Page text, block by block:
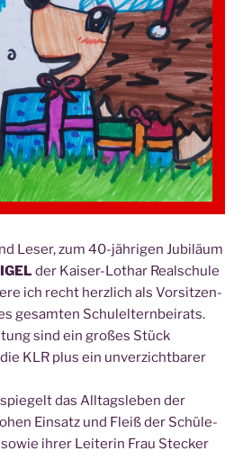
Leser, zum 40-jäh­ri­gen Jubi­lä­um
IGEL der Kai­ser-Lothar Real­schu­le
ich recht herz­lich als Vor­sit­zen­
gesam­ten Schul­el­tern­bei­rats.
sind ein gro­ßes Stück
KLR plus ein unver­zicht­ba­rer
das All­tags­le­ben der
Ein­satz und Fleiß der Schü­le­
ihrer Lei­te­rin Frau Ste­cker